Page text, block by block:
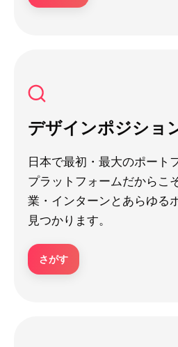
デザインポジショ
日本で最初・最大のポート
プラットフォームだからこ
業・インターンとあらゆる
見つかります。
さがす